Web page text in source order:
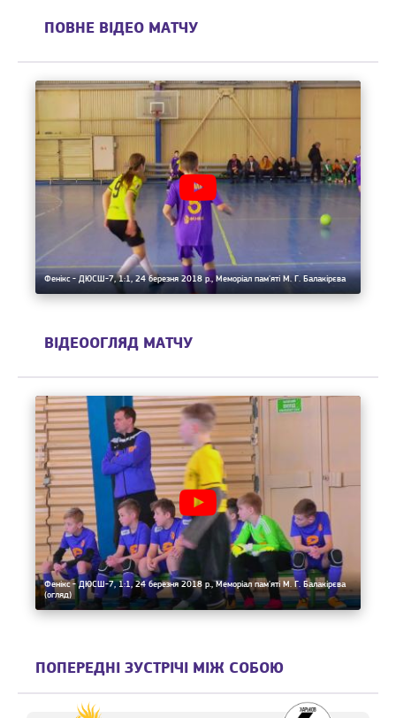
ПОВНЕ ВІДЕО МАТЧУ
Фенікс - ДЮСШ-7, 1:1, 24 березня 2018 р., Меморіал пам'яті М. Г. Балакірєва
ВІДЕООГЛЯД МАТЧУ
Фенікс - ДЮСШ-7, 1:1, 24 березня 2018 р., Меморіал пам'яті М. Г. Балакірєва
(огляд)
ПОПЕРЕДНІ ЗУСТРІЧІ МІЖ СОБОЮ